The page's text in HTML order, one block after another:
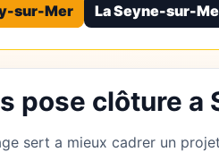
sur-Mer La Seyne-sur-
pose clôture a
sert a mieux cadrer un